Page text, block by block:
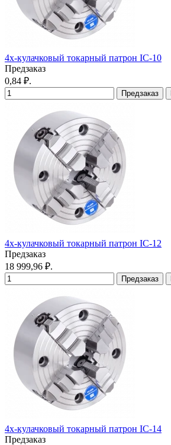
4х-кулачковый токарный патрон IC-10
Предзаказ
0,84 ₽.
Предзаказ
4х-кулачковый токарный патрон IC-12
Предзаказ
18 999,96 ₽.
Предзаказ
4х-кулачковый токарный патрон IC-14
Предзаказ